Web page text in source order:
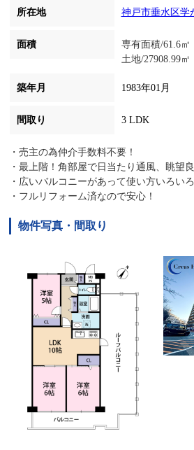
所在地 神戸市垂水区学
面積
専有面積/61.6㎡
土地/27908.99㎡
築年月 1983年01月
間取り 3 LDK
・売主の為仲介手数料不要！
・最上階！角部屋で日当たり通風、眺望
・広いバルコニーがあって使い方いろいろ
・フルリフォーム済なので安心！
物件写真・間取り